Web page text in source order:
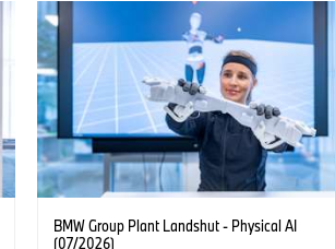
BMW Group Plant Landshut - Physical AI
(07/2026)